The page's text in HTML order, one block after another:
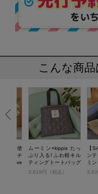
こんな商
チに使
こポーチ
ョロve
ムーミン×kippis たっ
ぷり入る! ふわ軽キル
ティングトートバッグ
BOOK
3,619円（税込）
【
ン
ミ
ン